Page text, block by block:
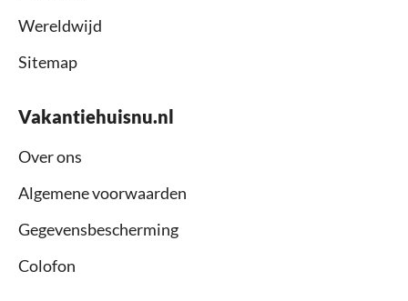
Wereldwijd
Sitemap
Vakantiehuisnu.nl
Over ons
Algemene voorwaarden
Gegevensbescherming
Colofon